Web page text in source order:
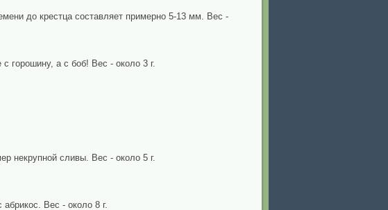
до крестца составляет примерно 5-13 мм. Вес -
горошину, а с боб! Вес - около 3 г.
некрупной сливы. Вес - около 5 г.
Вес - около 8 г.